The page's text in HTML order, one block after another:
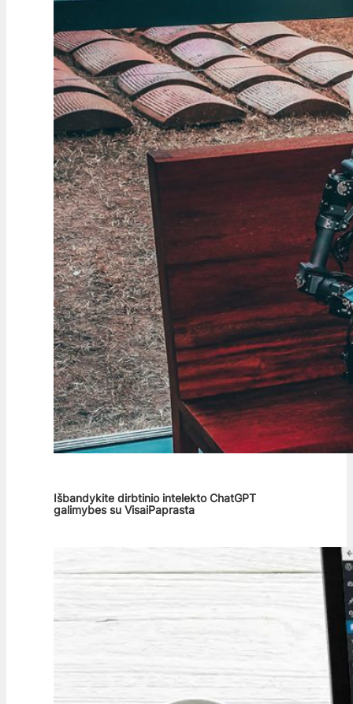
Išbandykite dirbtinio intelekto ChatGPT
galimybes su VisaiPaprasta